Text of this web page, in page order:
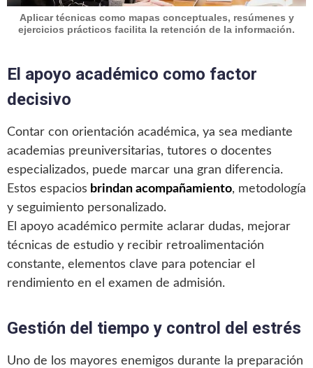
Aplicar técnicas como mapas conceptuales, resúmenes y
ejercicios prácticos facilita la retención de la información.
El apoyo académico como factor
decisivo
Contar con orientación académica, ya sea mediante
academias preuniversitarias, tutores o docentes
especializados, puede marcar una gran diferencia.
Estos espacios brindan acompañamiento, metodología
y seguimiento personalizado.
El apoyo académico permite aclarar dudas, mejorar
técnicas de estudio y recibir retroalimentación
constante, elementos clave para potenciar el
rendimiento en el examen de admisión.
Gestión del tiempo y control del estrés
Uno de los mayores enemigos durante la preparación